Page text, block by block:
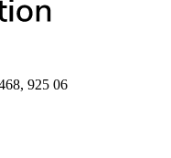
925 06